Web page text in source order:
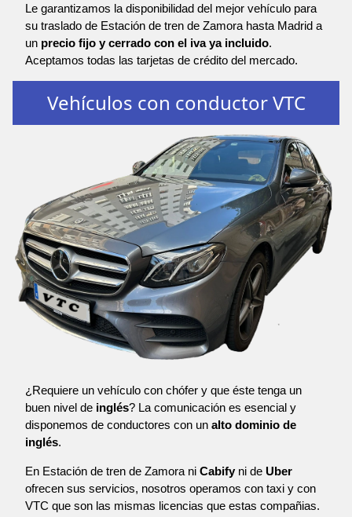
Le garantizamos la disponibilidad del mejor vehículo para
su traslado de Estación de tren de Zamora hasta Madrid a
un precio fijo y cerrado con el iva ya incluido.
Aceptamos todas las tarjetas de crédito del mercado.
Vehículos con conductor VTC
¿Requiere un vehículo con chófer y que éste tenga un
buen nivel de inglés? La comunicación es esencial y
disponemos de conductores con un alto dominio de
inglés.
En Estación de tren de Zamora ni Cabify ni de Uber
ofrecen sus servicios, nosotros operamos con taxi y con
VTC que son las mismas licencias que estas compañias.